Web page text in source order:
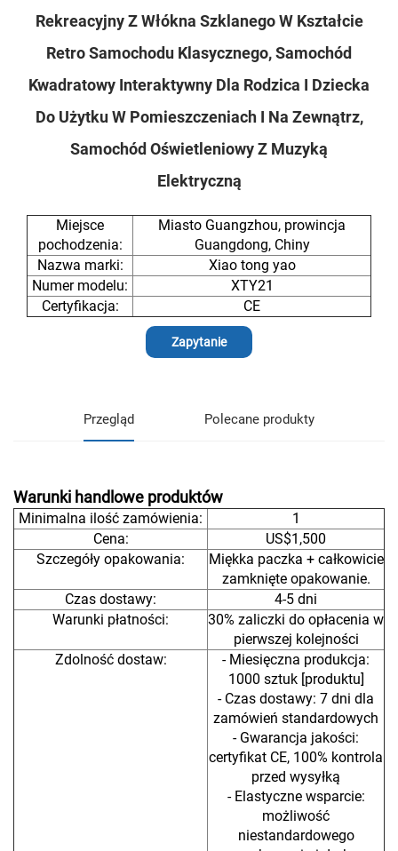
Rekreacyjny Z Włókna Szklanego W Kształcie
Retro Samochodu Klasycznego, Samochód
Kwadratowy Interaktywny Dla Rodzica I Dziecka
Do Użytku W Pomieszczeniach I Na Zewnątrz,
Samochód Oświetleniowy Z Muzyką
Elektryczną
Miejsce
pochodzenia:
Miasto Guangzhou, prowincja
Guangdong, Chiny
Nazwa marki:
Xiao tong yao
Numer modelu:
XTY21
Certyfikacja:
CE
Zapytanie
Przegląd Polecane produkty
Warunki handlowe produktów
Minimalna ilość zamówienia:
1
Cena:
US$1,500
Szczegóły opakowania:
Miękka paczka + całkowicie
zamknięte opakowanie.
Czas dostawy:
4-5 dni
Warunki płatności:
30% zaliczki do opłacenia w
pierwszej kolejności
Zdolność dostaw:
- Miesięczna produkcja:
1000 sztuk [produktu]
- Czas dostawy: 7 dni dla
zamówień standardowych
- Gwarancja jakości:
certyfikat CE, 100% kontrola
przed wysyłką
- Elastyczne wsparcie:
możliwość
niestandardowego